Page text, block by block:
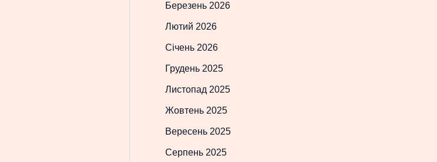
Березень 2026
Лютий 2026
Січень 2026
Грудень 2025
Листопад 2025
Жовтень 2025
Вересень 2025
Серпень 2025